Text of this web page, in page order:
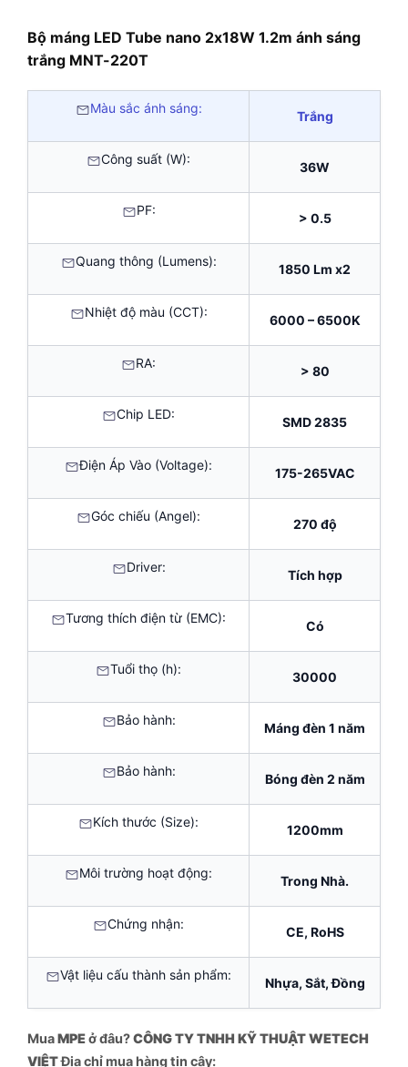
Bộ máng LED Tube nano 2x18W 1.2m ánh sáng
trắng MNT-220T
Màu sắc ánh sáng:
Trắng
Công suất (W):
36W
PF:
> 0.5
Quang thông (Lumens):
1850 Lm x2
Nhiệt độ màu (CCT):
6000 – 6500K
RA:
> 80
Chip LED:
SMD 2835
Điện Áp Vào (Voltage):
175-265VAC
Góc chiếu (Angel):
270 độ
Driver:
Tích hợp
Tương thích điện từ (EMC):
Có
Tuổi thọ (h):
30000
Bảo hành:
Máng đèn 1 năm
Bảo hành:
Bóng đèn 2 năm
Kích thước (Size):
1200mm
Môi trường hoạt động:
Trong Nhà.
Chứng nhận:
CE, RoHS
Vật liệu cấu thành sản phẩm:
Nhựa, Sắt, Đồng
MuaMPEở đâu?CÔNG TY TNHH KỸ THUẬT WETECH
VIỆTĐịa chỉ mua hàng tin cậy: